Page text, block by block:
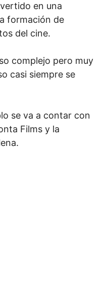
en una
formación de
del cine.
complejo pero muy
casi siempre se
se va a contar con
Films y la